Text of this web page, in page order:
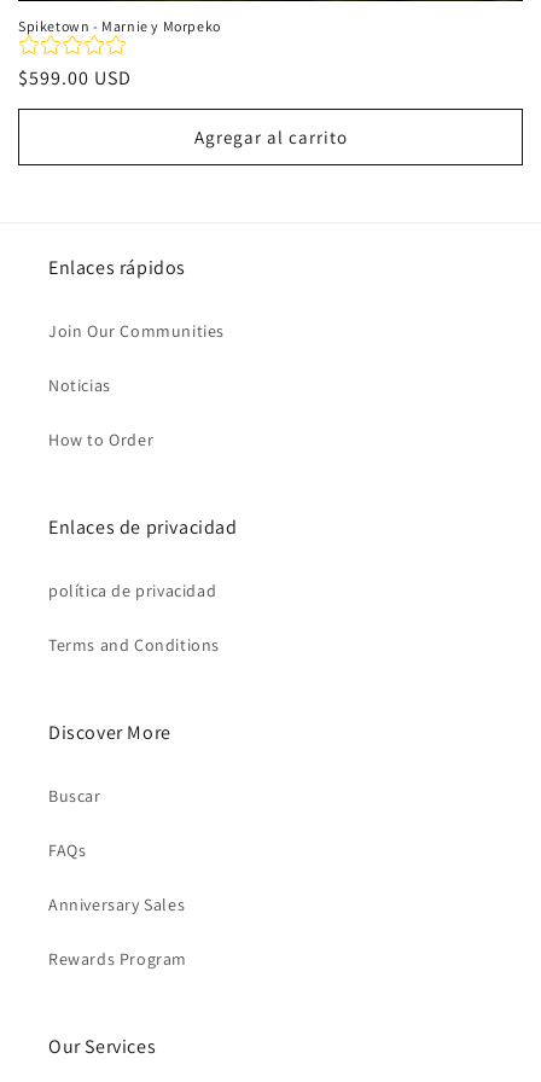
Spiketown - Marnie y Morpeko
Precio
habitual
$599.00 USD
Agregar al carrito
Enlaces rápidos
Join Our Communities
Noticias
How to Order
Enlaces de privacidad
política de privacidad
Terms and Conditions
Discover More
Buscar
FAQs
Anniversary Sales
Rewards Program
Our Services